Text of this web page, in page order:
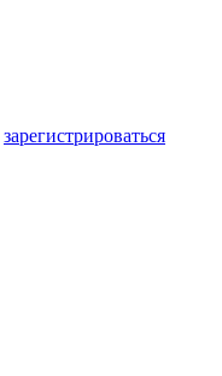
зарегистрироваться